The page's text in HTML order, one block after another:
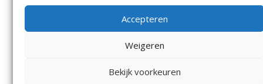
Accepteren
Weigeren
Bekijk voorkeuren
Vacatures
Voorwaarden
Privacyverklaring
De Ronde Venen